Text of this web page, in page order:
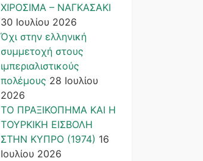
ΧΙΡΟΣΙΜΑ – ΝΑΓΚΑΣΑΚΙ
30 Ιουλίου 2026
Όχι στην ελληνική
συμμετοχή στους
ιμπεριαλιστικούς
πολέμους 28 Ιουλίου
2026
ΤΟ ΠΡΑΞΙΚΟΠΗΜΑ ΚΑΙ H
ΤΟΥΡΚΙΚΗ ΕΙΣΒΟΛΗ
ΣΤΗΝ ΚΥΠΡΟ (1974) 16
Ιουλίου 2026